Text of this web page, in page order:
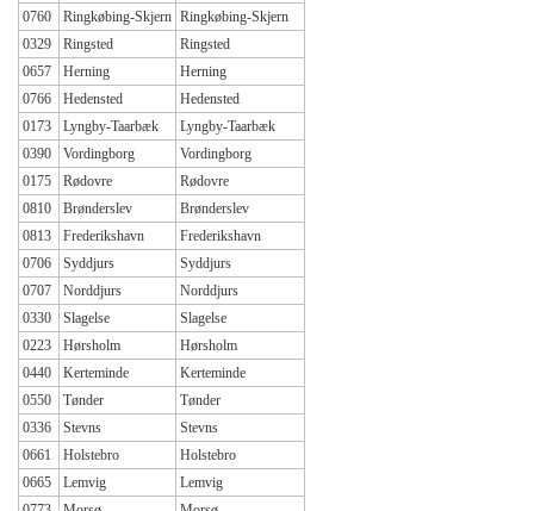
0760
Ringkøbing-Skjern Ringkøbing-Skjern
0329
Ringsted
Ringsted
0657
Herning
Herning
0766
Hedensted
Hedensted
0173
Lyngby-Taarbæk
Lyngby-Taarbæk
0390
Vordingborg
Vordingborg
0175
Rødovre
Rødovre
0810
Brønderslev
Brønderslev
0813
Frederikshavn
Frederikshavn
0706
Syddjurs
Syddjurs
0707
Norddjurs
Norddjurs
0330
Slagelse
Slagelse
0223
Hørsholm
Hørsholm
0440
Kerteminde
Kerteminde
0550
Tønder
Tønder
0336
Stevns
Stevns
0661
Holstebro
Holstebro
0665
Lemvig
Lemvig